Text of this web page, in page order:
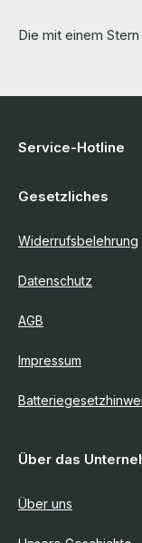
Die mit einem
Service-Hotline
Gesetzliches
Widerrufsbelehrung
Datenschutz
AGB
Impressum
Über das
Über uns